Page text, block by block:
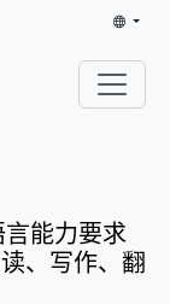
能力要求
、写作、翻